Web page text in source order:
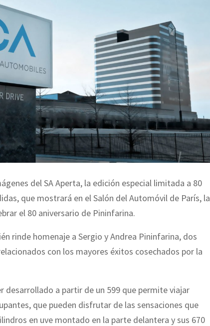
del SA Aperta, la edición especial limitada a 80
que mostrará en el Salón del Automóvil de París, la
el 80 aniversario de Pininfarina.
rinde homenaje a Sergio y Andrea Pininfarina, dos
con los mayores éxitos cosechados por la
desarrollado a partir de un 599 que permite viajar
que pueden disfrutar de las sensaciones que
en uve montado en la parte delantera y sus 670